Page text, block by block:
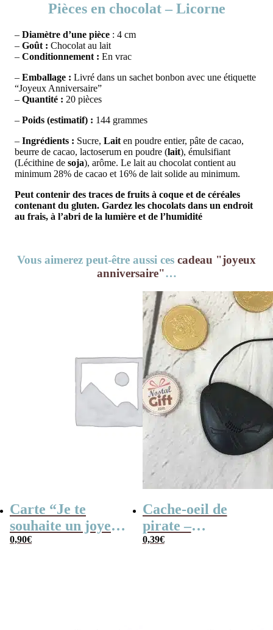
Pièces en chocolat – Licorne
– Diamètre d’une pièce : 4 cm
– Goût : Chocolat au lait
– Conditionnement : En vrac
– Emballage : Livré dans un sachet bonbon avec une étiquette
“Joyeux Anniversaire”
– Quantité : 20 pièces
– Poids (estimatif) : 144 grammes
– Ingrédients : Sucre, Lait en poudre entier, pâte de cacao,
beurre de cacao, lactoserum en poudre (lait), émulsifiant
(Lécithine de soja), arôme. Le lait au chocolat contient au
minimum 28% de cacao et 16% de lait solide au minimum.
Peut contenir des traces de fruits à coque et de céréales
contenant du gluten. Gardez les chocolats dans un endroit
au frais, à l’abri de la lumière et de l’humidité
Vous aimerez peut-être aussi ces cadeau "joyeux
anniversaire"…
Carte “Je te
souhaite un joyeux
anniversaire”
0,90€
Cache-oeil de
pirate –
Anniversaire
0,39€